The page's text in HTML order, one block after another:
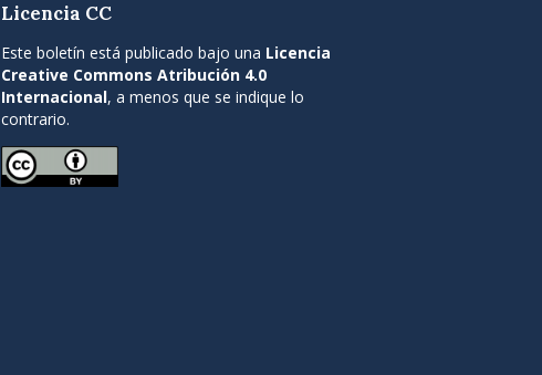
Licencia CC
Este boletín está publicado bajo una Licencia
Creative Commons Atribución 4.0
Internacional, a menos que se indique lo
contrario.